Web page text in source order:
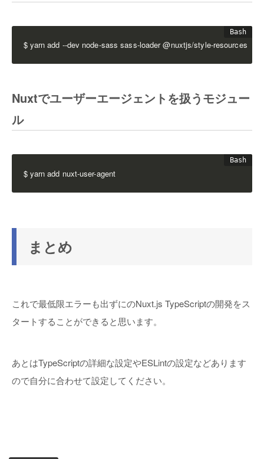
$ yarn add --dev node-sass sass-loader @nuxtjs/style-resources
Nuxtでユーザーエージェントを扱うモジュー
ル
$ yarn add nuxt-user-agent
まとめ
これで最低限エラーも出ずにのNuxt.js TypeScriptの開発をス
タートすることができると思います。
あとはTypeScriptの詳細な設定やESLintの設定などあります
ので自分に合わせて設定してください。